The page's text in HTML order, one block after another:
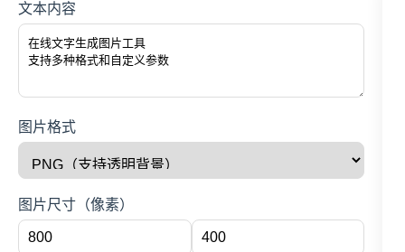
文本内容
图片格式
图片尺寸（像素）